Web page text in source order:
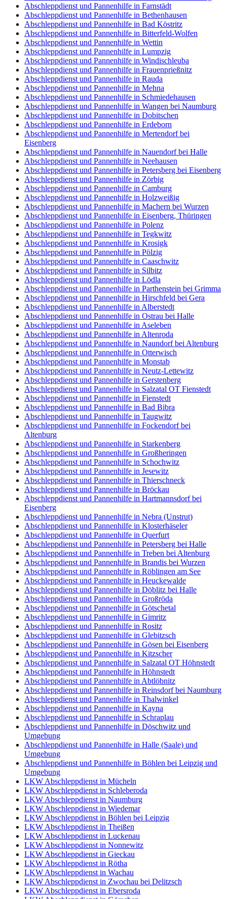
Abschleppdienst und Pannenhilfe in Farnstädt
Abschleppdienst und Pannenhilfe in Bethenhausen
Abschleppdienst und Pannenhilfe in Bad Köstritz
Abschleppdienst und Pannenhilfe in Bitterfeld-Wolfen
Abschleppdienst und Pannenhilfe in Wettin
Abschleppdienst und Pannenhilfe in Lumpzig
Abschleppdienst und Pannenhilfe in Windischleuba
Abschleppdienst und Pannenhilfe in Frauenprießnitz
Abschleppdienst und Pannenhilfe in Rauda
Abschleppdienst und Pannenhilfe in Mehna
Abschleppdienst und Pannenhilfe in Schmiedehausen
Abschleppdienst und Pannenhilfe in Wangen bei Naumburg
Abschleppdienst und Pannenhilfe in Dobitschen
Abschleppdienst und Pannenhilfe in Erdeborn
Abschleppdienst und Pannenhilfe in Mertendorf bei
Eisenberg
Abschleppdienst und Pannenhilfe in Nauendorf bei Halle
Abschleppdienst und Pannenhilfe in Neehausen
Abschleppdienst und Pannenhilfe in Petersberg bei Eisenberg
Abschleppdienst und Pannenhilfe in Zörbig
Abschleppdienst und Pannenhilfe in Camburg
Abschleppdienst und Pannenhilfe in Holzweißig
Abschleppdienst und Pannenhilfe in Machern bei Wurzen
Abschleppdienst und Pannenhilfe in Eisenberg, Thüringen
Abschleppdienst und Pannenhilfe in Polenz
Abschleppdienst und Pannenhilfe in Tegkwitz
Abschleppdienst und Pannenhilfe in Krosigk
Abschleppdienst und Pannenhilfe in Pölzig
Abschleppdienst und Pannenhilfe in Caaschwitz
Abschleppdienst und Pannenhilfe in Silbitz
Abschleppdienst und Pannenhilfe in Lödla
Abschleppdienst und Pannenhilfe in Parthenstein bei Grimma
Abschleppdienst und Pannenhilfe in Hirschfeld bei Gera
Abschleppdienst und Pannenhilfe in Alberstedt
Abschleppdienst und Pannenhilfe in Ostrau bei Halle
Abschleppdienst und Pannenhilfe in Aseleben
Abschleppdienst und Pannenhilfe in Altenroda
Abschleppdienst und Pannenhilfe in Naundorf bei Altenburg
Abschleppdienst und Pannenhilfe in Otterwisch
Abschleppdienst und Pannenhilfe in Monstab
Abschleppdienst und Pannenhilfe in Neutz-Lettewitz
Abschleppdienst und Pannenhilfe in Gerstenberg
Abschleppdienst und Pannenhilfe in Salzatal OT Fienstedt
Abschleppdienst und Pannenhilfe in Fienstedt
Abschleppdienst und Pannenhilfe in Bad Bibra
Abschleppdienst und Pannenhilfe in Taugwitz
Abschleppdienst und Pannenhilfe in Fockendorf bei
Altenburg
Abschleppdienst und Pannenhilfe in Starkenberg
Abschleppdienst und Pannenhilfe in Großheringen
Abschleppdienst und Pannenhilfe in Schochwitz
Abschleppdienst und Pannenhilfe in Jesewitz
Abschleppdienst und Pannenhilfe in Thierschneck
Abschleppdienst und Pannenhilfe in Bröckau
Abschleppdienst und Pannenhilfe in Hartmannsdorf bei
Eisenberg
Abschleppdienst und Pannenhilfe in Nebra (Unstrut)
Abschleppdienst und Pannenhilfe in Klosterhäseler
Abschleppdienst und Pannenhilfe in Querfurt
Abschleppdienst und Pannenhilfe in Petersberg bei Halle
Abschleppdienst und Pannenhilfe in Treben bei Altenburg
Abschleppdienst und Pannenhilfe in Brandis bei Wurzen
Abschleppdienst und Pannenhilfe in Röblingen am See
Abschleppdienst und Pannenhilfe in Heuckewalde
Abschleppdienst und Pannenhilfe in Döblitz bei Halle
Abschleppdienst und Pannenhilfe in Großröda
Abschleppdienst und Pannenhilfe in Götschetal
Abschleppdienst und Pannenhilfe in Gimritz
Abschleppdienst und Pannenhilfe in Rositz
Abschleppdienst und Pannenhilfe in Glebitzsch
Abschleppdienst und Pannenhilfe in Gösen bei Eisenberg
Abschleppdienst und Pannenhilfe in Kitzscher
Abschleppdienst und Pannenhilfe in Salzatal OT Höhnstedt
Abschleppdienst und Pannenhilfe in Höhnstedt
Abschleppdienst und Pannenhilfe in Abtlöbnitz
Abschleppdienst und Pannenhilfe in Reinsdorf bei Naumburg
Abschleppdienst und Pannenhilfe in Thalwinkel
Abschleppdienst und Pannenhilfe in Kayna
Abschleppdienst und Pannenhilfe in Schraplau
Abschleppdienst und Pannenhilfe in Döschwitz und
Umgebung
Abschleppdienst und Pannenhilfe in Halle (Saale) und
Umgebung
Abschleppdienst und Pannenhilfe in Böhlen bei Leipzig und
Umgebung
LKW Abschleppdienst in Mücheln
LKW Abschleppdienst in Schleberoda
LKW Abschleppdienst in Naumburg
LKW Abschleppdienst in Wiedemar
LKW Abschleppdienst in Böhlen bei Leipzig
LKW Abschleppdienst in Theißen
LKW Abschleppdienst in Luckenau
LKW Abschleppdienst in Nonnewitz
LKW Abschleppdienst in Gieckau
LKW Abschleppdienst in Rötha
LKW Abschleppdienst in Wachau
LKW Abschleppdienst in Zwochau bei Delitzsch
LKW Abschleppdienst in Ebersroda